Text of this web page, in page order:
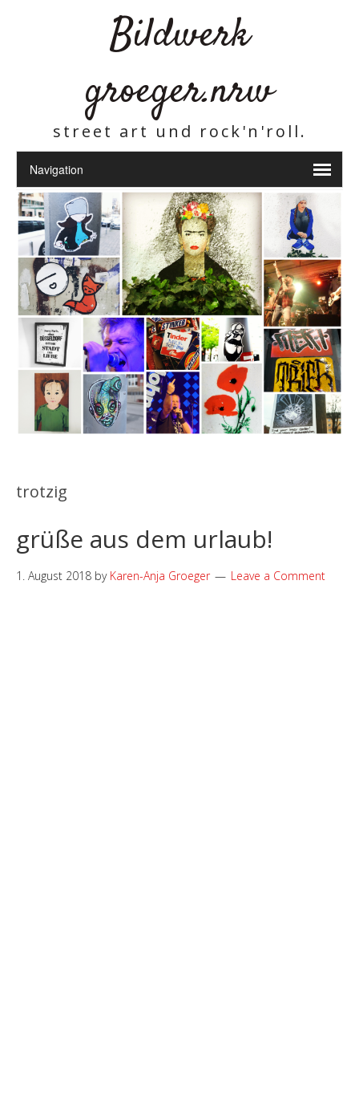
Bildwerk
groeger.nrw
street art und rock'n'roll.
trotzig
grüße aus dem urlaub!
1. August 2018 by Karen-Anja Groeger Leave a Comment